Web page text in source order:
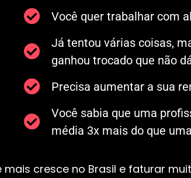
Você quer trabalhar com
Já tentou várias coisas,
ganhou trocado que não
Precisa aumentar a sua
Você sabia que uma
média 3x mais do que
cresce no Brasil e faturar